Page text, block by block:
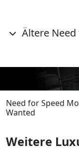
Ältere Need
Need for Speed
Wanted
Weitere